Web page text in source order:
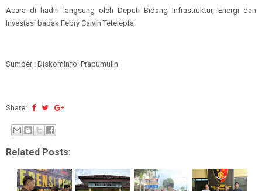
Acara di hadiri langsung oleh Deputi Bidang Infrastruktur, Energi dan
Investasi bapak Febry Calvin Tetelepta.
Sumber : Diskominfo_Prabumulih
Share:
Related Posts: